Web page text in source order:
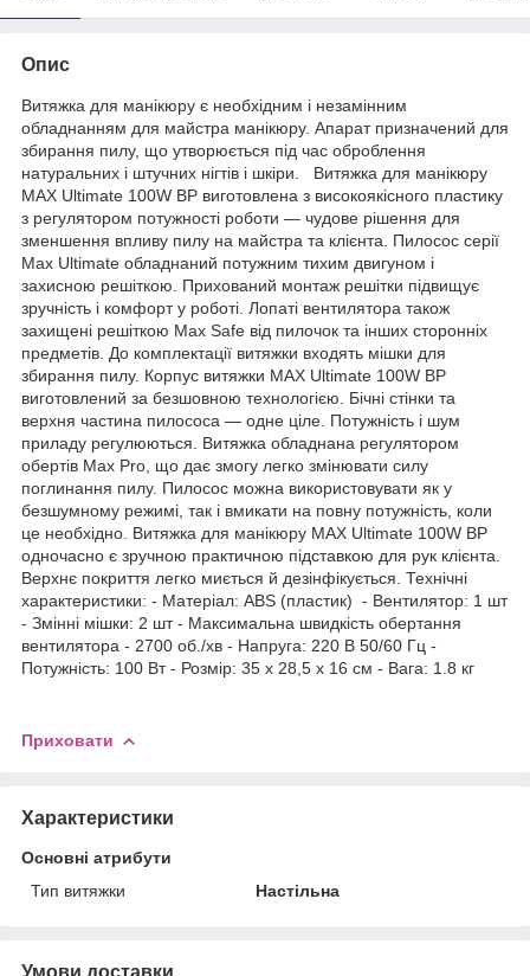
Опис
Витяжка для манікюру є необхідним і незамінним
обладнанням для майстра манікюру. Апарат призначений для
збирання пилу, що утворюється під час оброблення
натуральних і штучних нігтів і шкіри. Витяжка для манікюру
MAX Ultimate 100W BP виготовлена з високоякісного пластику
з регулятором потужності роботи — чудове рішення для
зменшення впливу пилу на майстра та клієнта. Пилосос серії
Max Ultimate обладнаний потужним тихим двигуном і
захисною решіткою. Прихований монтаж решітки підвищує
зручність і комфорт у роботі. Лопаті вентилятора також
захищені решіткою Max Safe від пилочок та інших сторонніх
предметів. До комплектації витяжки входять мішки для
збирання пилу. Корпус витяжки MAX Ultimate 100W BP
виготовлений за безшовною технологією. Бічні стінки та
верхня частина пилососа — одне ціле. Потужність і шум
приладу регулюються. Витяжка обладнана регулятором
обертів Max Pro, що дає змогу легко змінювати силу
поглинання пилу. Пилосос можна використовувати як у
безшумному режимі, так і вмикати на повну потужність, коли
це необхідно. Витяжка для манікюру MAX Ultimate 100W BP
одночасно є зручною практичною підставкою для рук клієнта.
Верхнє покриття легко миється й дезінфікується. Технічні
характеристики: - Матеріал: ABS (пластик) - Вентилятор: 1 шт
- Змінні мішки: 2 шт - Максимальна швидкість обертання
вентилятора - 2700 об./хв - Напруга: 220 В 50/60 Гц -
Потужність: 100 Вт - Розмір: 35 х 28,5 х 16 см - Вага: 1.8 кг
Приховати
Характеристики
Основні атрибути
Тип витяжки
Настільна
Умови доставки